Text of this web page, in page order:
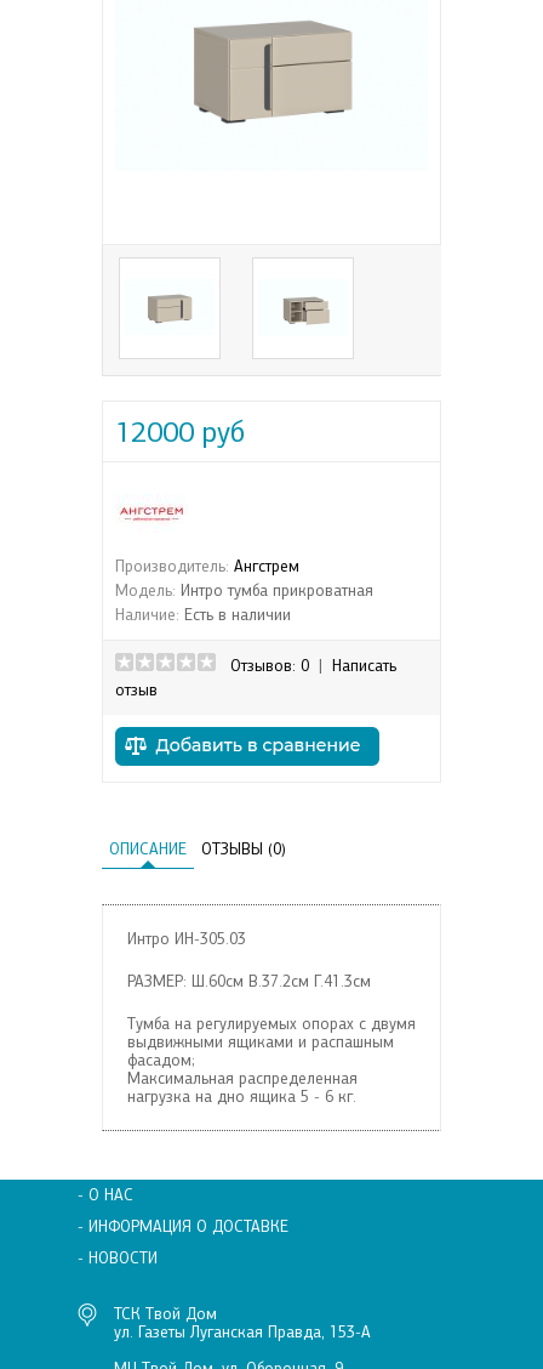
12000 руб
Производитель: Ангстрем
Модель: Интро тумба прикроватная
Наличие: Есть в наличии
Отзывов: 0
Написать
отзыв
ОПИСАНИЕ ОТЗЫВЫ (0)
Интро ИН-305.03
РАЗМЕР: Ш.60см В.37.2см Г.41.3см
Тумба на регулируемых опорах с двумя
выдвижными ящиками и распашным
фасадом;
Максимальная распределенная
нагрузка на дно ящика 5 - 6 кг.
- О НАС
- ИНФОРМАЦИЯ О ДОСТАВКЕ
- НОВОСТИ
ТСК Твой Дом
ул. Газеты Луганская Правда, 153-А